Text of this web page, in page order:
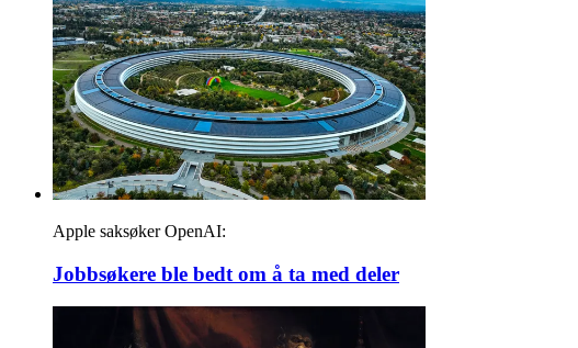
Apple saksøker OpenAI:
Jobbsøkere ble bedt om å ta med deler